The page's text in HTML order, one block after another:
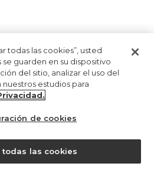
todas las cookies”, usted
guarden en su dispositivo
del sitio, analizar el uso del
estudios para
de cookies
todas las cookies